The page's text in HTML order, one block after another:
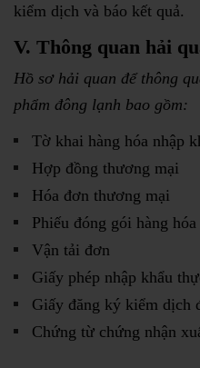
kiểm dịch và báo kết quả.
V. Thông quan hải
Hồ sơ hải quan để thông
phẩm đông lạnh bao gồm:
Tờ khai hàng hóa nhập
Hợp đồng thương mại
Hóa đơn thương mại
Phiếu đóng gói hàng hóa
Vận tải đơn
Giấy phép nhập khẩu
Giấy đăng ký kiểm dịch
Chứng từ chứng nhận